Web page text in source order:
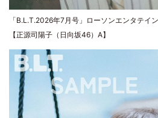
「B.L.T.2026年7月号」ローソンエンタテイ
【正源司陽子（日向坂46）A】